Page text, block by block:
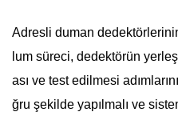
Adresli duman
lum süreci, dedektörün
ası ve test edilmesi
ğru şekilde yapılmalı ve